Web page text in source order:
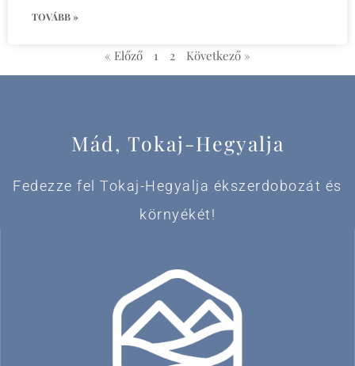
TOVÁBB »
« Előző 1 2 Következő »
Mád, Tokaj-Hegyalja
Fedezze fel Tokaj-Hegyalja ékszerdobozát és
környékét!